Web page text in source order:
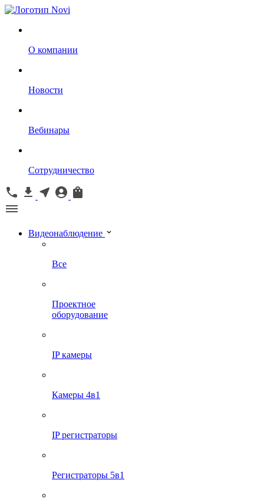
О компании
Новости
Вебинары
Сотрудничество
Видеонаблюдение
Все
Проектное
оборудование
IP камеры
Камеры 4в1
IP регистраторы
Регистраторы 5в1